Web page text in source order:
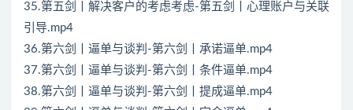
35.第五剑丨解决客户的考虑考虑-第五剑丨心理账户与关联
引导.mp4
36.第六剑丨逼单与谈判-第六剑丨承诺逼单.mp4
37.第六剑丨逼单与谈判-第六剑丨条件逼单.mp4
38.第六剑丨逼单与谈判-第六剑丨提成逼单.mp4